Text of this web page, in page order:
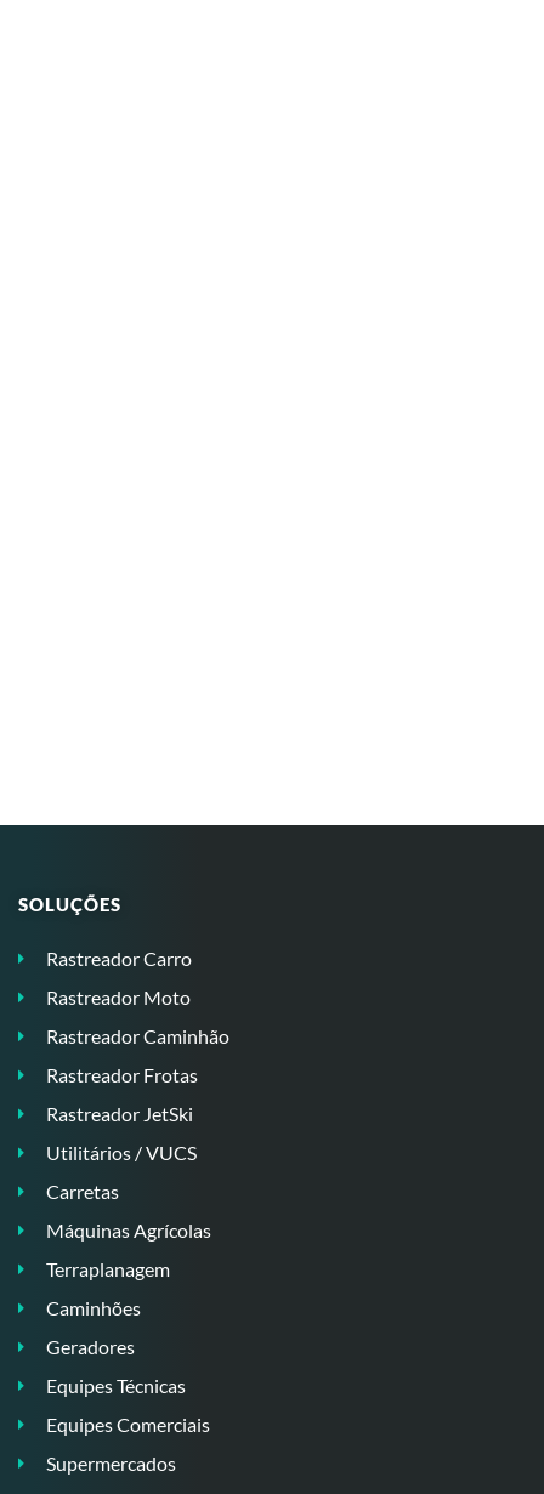
SOLUÇÕES
Rastreador Carro
Rastreador Moto
Rastreador Caminhão
Rastreador Frotas
Rastreador JetSki
Utilitários / VUCS
Carretas
Máquinas Agrícolas
Terraplanagem
Caminhões
Geradores
Equipes Técnicas
Equipes Comerciais
Supermercados